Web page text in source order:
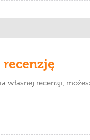
recenzję
własnej recenzji,